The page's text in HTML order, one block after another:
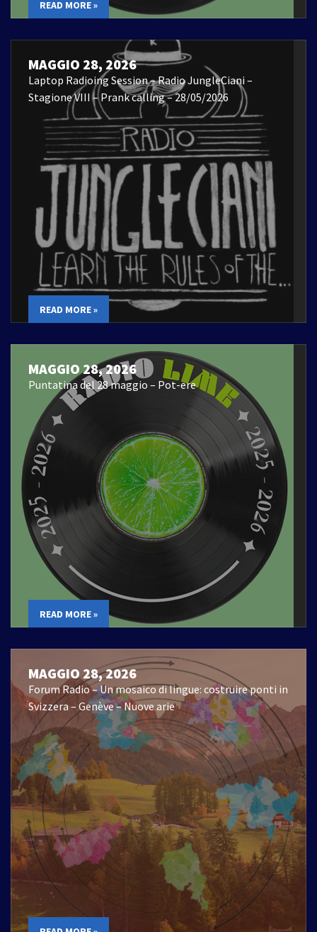
READ MORE »
MAGGIO 28, 2026
Laptop Radioing Session – Radio JungleCiani –
Stagione VIII – Prank calling – 28/05/2026
READ MORE »
MAGGIO 28, 2026
Puntatina del 28 maggio – Pot-ere
READ MORE »
MAGGIO 28, 2026
Forum Radio – Un mosaico di lingue: costruire ponti in
Svizzera – Genève – Nuove arie